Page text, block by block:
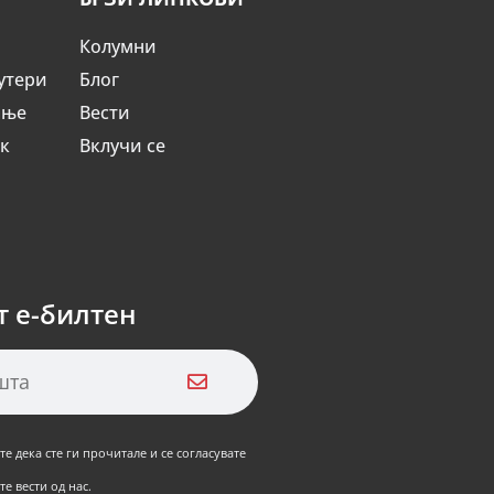
Колумни
Блог
Вести
Вклучи се
е-билтен
дека сте ги прочитале и се согласувате
вести од нас.